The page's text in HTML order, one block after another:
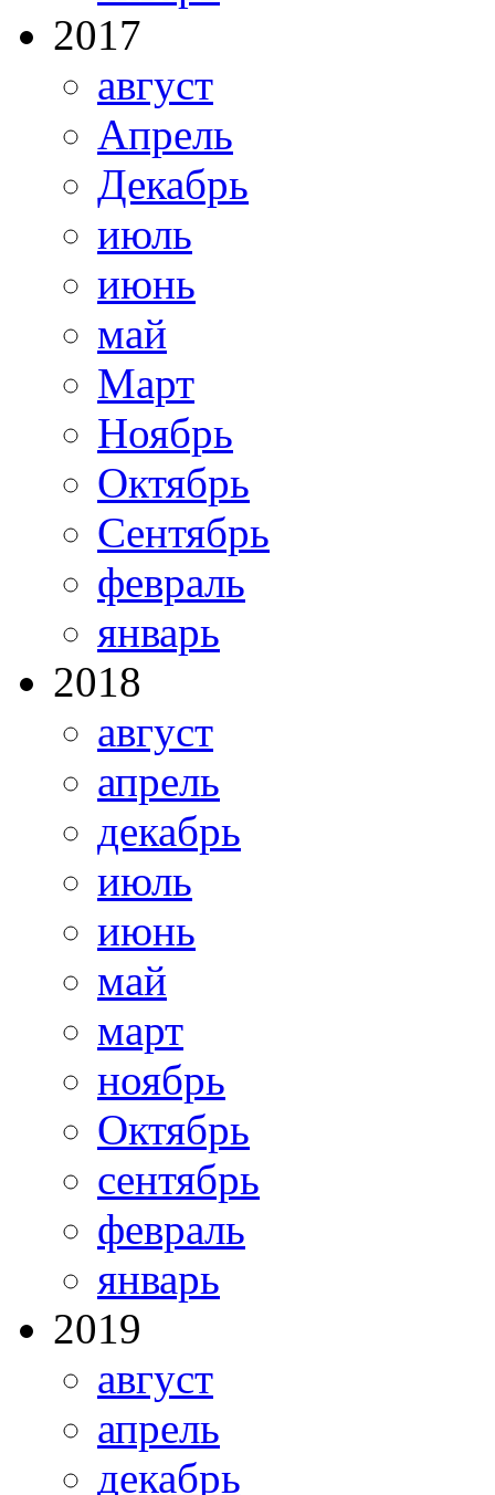
2017
август
Апрель
Декабрь
июль
июнь
май
Март
Ноябрь
Октябрь
Сентябрь
февраль
январь
2018
август
апрель
декабрь
июль
июнь
май
март
ноябрь
Октябрь
сентябрь
февраль
январь
2019
август
апрель
декабрь